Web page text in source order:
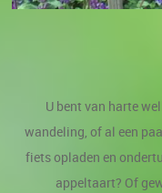
U bent van harte
wandeling, of al een
fiets opladen en
appeltaart? Of